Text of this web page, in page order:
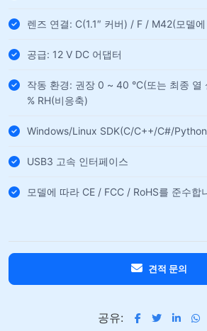
렌즈 연결: C(1.1″ 커버) / F / M42(모델
공급: 12 V DC 어댑터
작동 환경: 권장 0 ~ 40 °C(또는 최종 열
% RH(비응축)
Windows/Linux SDK(C/C++/C#/
USB3 고속 인터페이스
모델에 따라 CE / FCC / RoHS를 준수합
견적 문의
공유: